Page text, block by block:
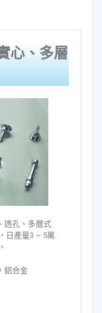
心、多層
透孔、多層式
日產量3 ~ 5萬
鋁合金